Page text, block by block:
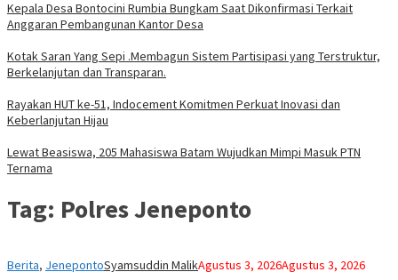
Kepala Desa Bontocini Rumbia Bungkam Saat Dikonfirmasi Terkait
Anggaran Pembangunan Kantor Desa
Kotak Saran Yang Sepi .Membagun Sistem Partisipasi yang Terstruktur,
Berkelanjutan dan Transparan.
Rayakan HUT ke-51, Indocement Komitmen Perkuat Inovasi dan
Keberlanjutan Hijau
Lewat Beasiswa, 205 Mahasiswa Batam Wujudkan Mimpi Masuk PTN
Ternama
Tag: Polres Jeneponto
Berita, JenepontoSyamsuddin MalikAgustus 3, 2026Agustus 3, 2026